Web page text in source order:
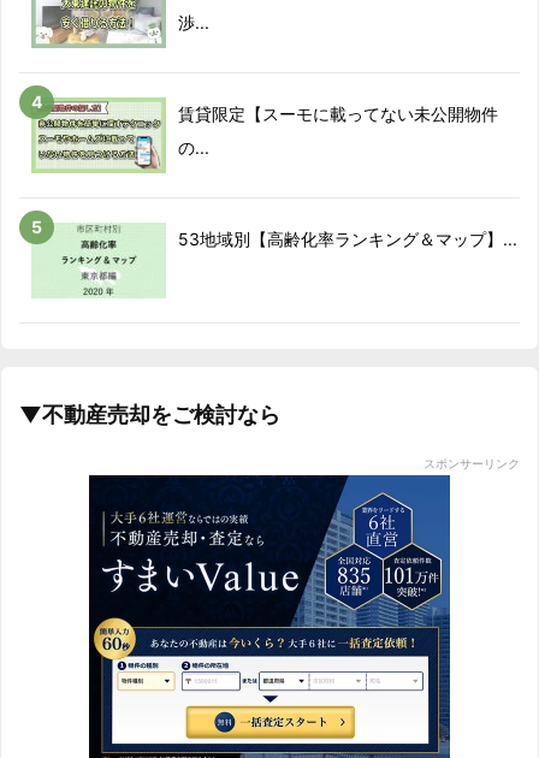
渉...
賃貸限定【スーモに載ってない未公開物件
の...
53地域別【高齢化率ランキング＆マップ】...
▼不動産売却をご検討なら
スポンサーリンク